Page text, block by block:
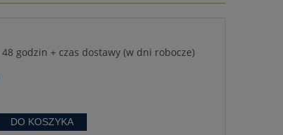
48 godzin + czas dostawy (w dni robocze)
DO KOSZYKA